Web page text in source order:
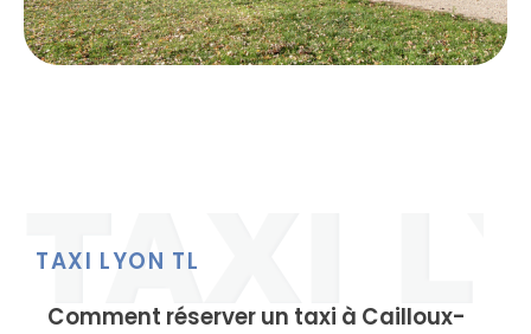
TAXI LYON TL
Comment réserver un taxi à Cailloux-